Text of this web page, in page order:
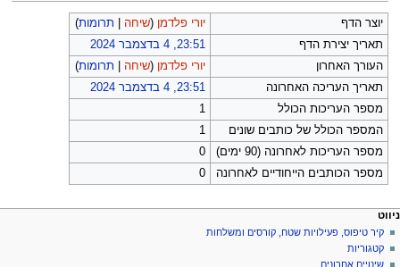
יוצר הדף יורי פלדמן (שיחה תרומות)
תאריך יצירת הדף
23:51, 4 בדצמבר 2024
העורך האחרון
יורי פלדמן (שיחה תרומות)
תאריך העריכה האחרונה
23:51, 4 בדצמבר 2024
מספר העריכות הכולל
1
המספר הכולל של כותבים שונים
1
מספר העריכות לאחרונה (90 ימים)
0
מספר הכותבים הייחודיים לאחרונה
0
תפריט
ניווט
פעולות דף
דף
שיחה
קריאה
כלים אישיים
כניסה
לחשבון
בקשת
ניווט
קיר טיפוס, פעילויות שטח, קורסים ומשלחות
קטגוריות
שינויים אחרונים